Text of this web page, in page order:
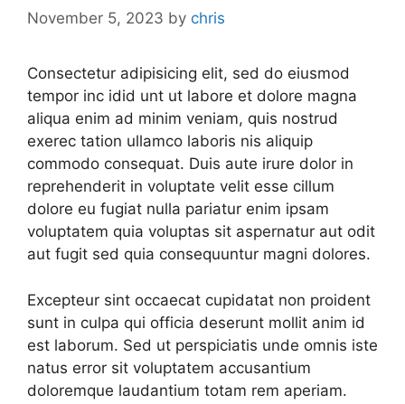
November 5, 2023 by chris
Consectetur adipisicing elit, sed do eiusmod
tempor inc idid unt ut labore et dolore magna
aliqua enim ad minim veniam, quis nostrud
exerec tation ullamco laboris nis aliquip
commodo consequat. Duis aute irure dolor in
reprehenderit in voluptate velit esse cillum
dolore eu fugiat nulla pariatur enim ipsam
voluptatem quia voluptas sit aspernatur aut odit
aut fugit sed quia consequuntur magni dolores.
Excepteur sint occaecat cupidatat non proident
sunt in culpa qui officia deserunt mollit anim id
est laborum. Sed ut perspiciatis unde omnis iste
natus error sit voluptatem accusantium
doloremque laudantium totam rem aperiam.